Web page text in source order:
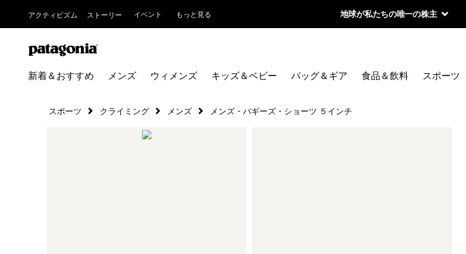
アクティビズム ストーリー イベント もっと見る 地球が私たちの唯一の株主
新着＆おすすめ メンズ ウィメンズ キッズ＆ベビー バッグ＆ギア 食品＆飲料 スポーツ
スポーツ クライミング メンズ メンズ・バギーズ・ショーツ ５インチ